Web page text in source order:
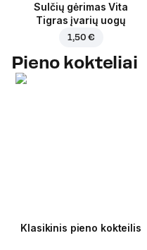
Sulčių gėrimas Vita
Tigras įvarių uogų
1,50 €
Pieno kokteliai
Klasikinis pieno kokteilis